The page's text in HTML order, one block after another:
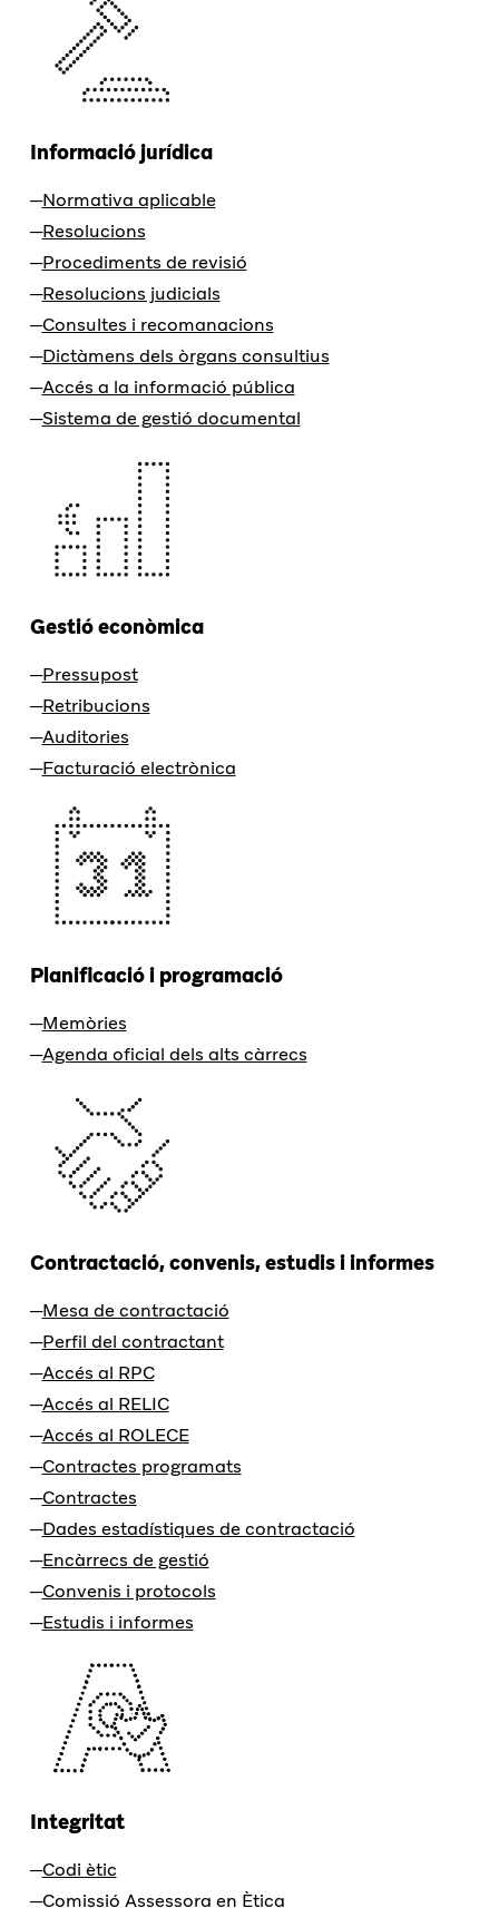
Informació jurídica
Normativa aplicable
Resolucions
Procediments de revisió
Resolucions judicials
Consultes i recomanacions
Dictàmens dels òrgans consultius
Accés a la informació pública
Sistema de gestió documental
Gestió econòmica
Pressupost
Retribucions
Auditories
Facturació electrònica
Planificació i programació
Memòries
Agenda oficial dels alts càrrecs
Contractació, convenis, estudis i informes
Mesa de contractació
Perfil del contractant
Accés al RPC
Accés al RELIC
Accés al ROLECE
Contractes programats
Contractes
Dades estadístiques de contractació
Encàrrecs de gestió
Convenis i protocols
Estudis i informes
Integritat
Codi ètic
Comissió Assessora en Ètica